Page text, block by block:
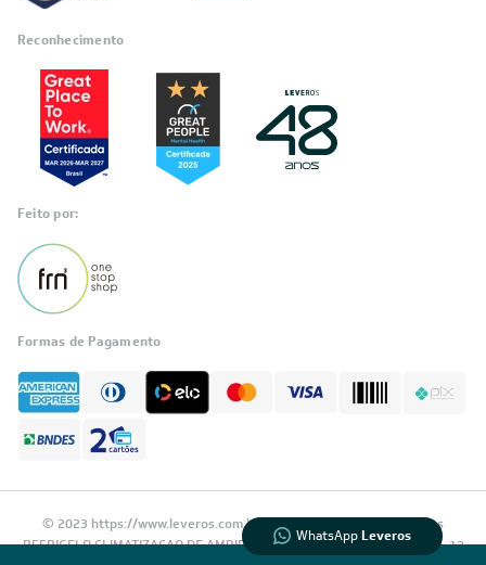
Reconhecimento
Feito por:
Formas de Pagamento
© 2023 https://www.leveros.com.br Todos os diretitos reservados
REFRIGELO CLIMATIZACAO DE AMBIENTES S.A. CNPJ: 61.502.324/0001-12
WhatsAppLeveros
Fale com a LIA